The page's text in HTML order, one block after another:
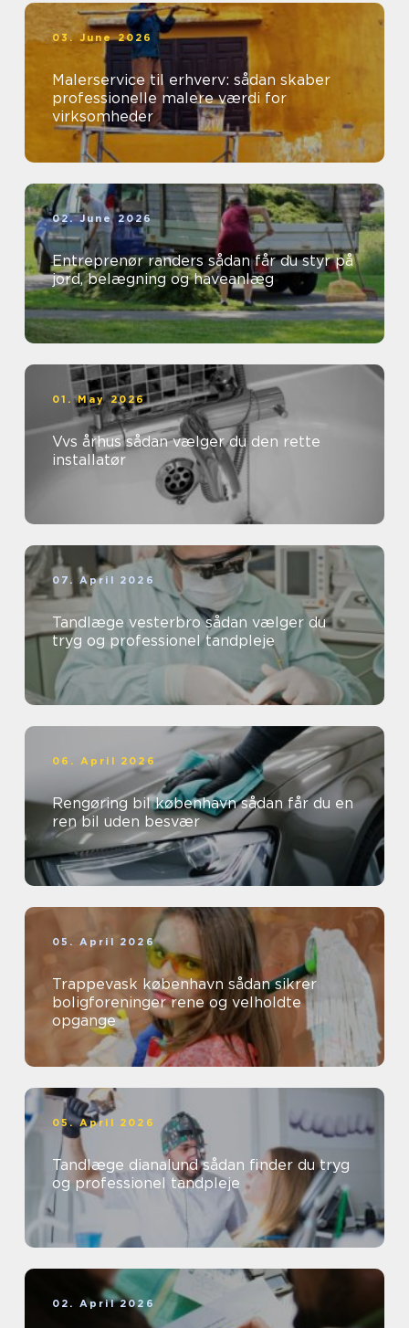
03. June 2026
Malerservice til erhverv: sådan skaber
professionelle malere værdi for
virksomheder
02. June 2026
Entreprenør randers sådan får du styr på
jord, belægning og haveanlæg
01. May 2026
Vvs århus sådan vælger du den rette
installatør
07. April 2026
Tandlæge vesterbro sådan vælger du
tryg og professionel tandpleje
06. April 2026
Rengøring bil københavn sådan får du en
ren bil uden besvær
05. April 2026
Trappevask københavn sådan sikrer
boligforeninger rene og velholdte
opgange
05. April 2026
Tandlæge dianalund sådan finder du tryg
og professionel tandpleje
02. April 2026